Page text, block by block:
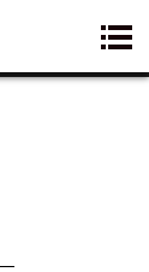
解的业务是: